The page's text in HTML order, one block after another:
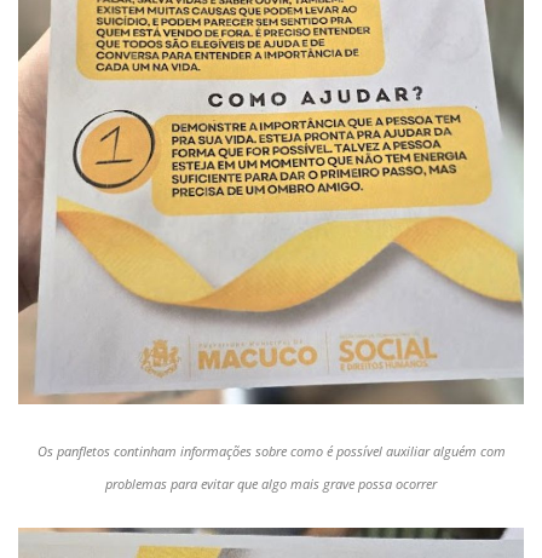
Os panfletos continham informações sobre como é possível auxiliar alguém com
problemas para evitar que algo mais grave possa ocorrer